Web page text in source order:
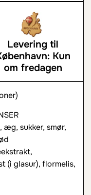
Levering til
Kun
om fredagen
æg, sukker, smør,
(i glasur), flormelis,